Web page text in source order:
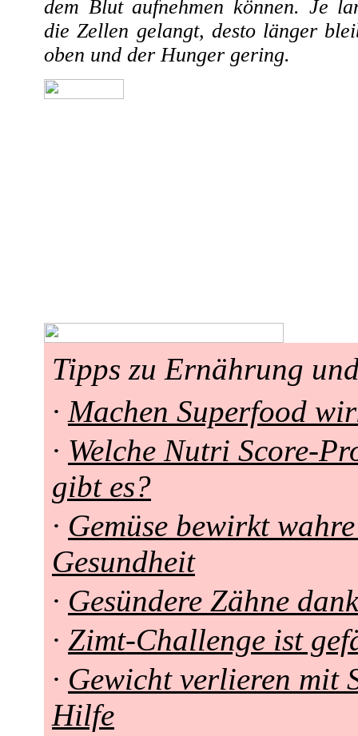
dem Blut aufnehmen können. Je
die Zellen gelangt, desto länger
oben und der Hunger gering.
Tipps zu Ernährung
· Machen Superfood
· Welche Nutri Score-
gibt es?
· Gemüse bewirkt
Gesundheit
· Gesündere Zähne
· Zimt-Challenge ist
· Gewicht verlieren mit
Hilfe